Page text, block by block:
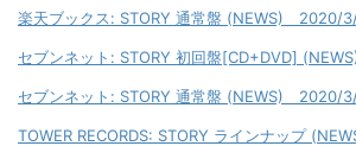
楽天ブックス: STORY 通常盤 (NEWS) 2020/
セブンネット: STORY 初回盤[CD+DVD]
セブンネット: STORY 通常盤 (NEWS) 2020/
TOWER RECORDS: STORY ラインナップ